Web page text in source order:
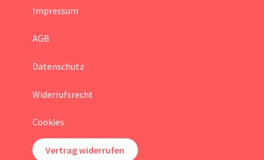
Impressum
AGB
Datenschutz
Widerrufsrecht
Cookies
Vertrag widerrufen